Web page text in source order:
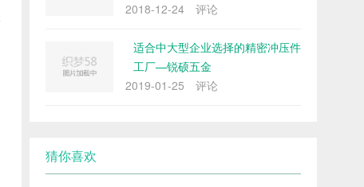
2018-12-24 评论
适合中大型企业选择的精密冲压件
工厂—锐硕五金
2019-01-25
评论
猜你喜欢